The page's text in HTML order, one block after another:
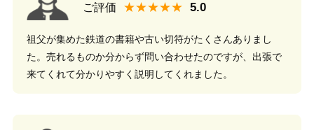
ご評価 ★★★★★
祖父が集めた鉄道の書籍や古い切符がたくさんありまし
た。売れるものか分からず問い合わせたのですが、出張で
来てくれて分かりやすく説明してくれました。